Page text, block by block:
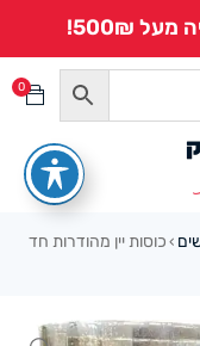
500₪!
0
› כוסות יין מהודרות חד